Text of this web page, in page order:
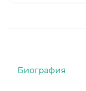
Биография